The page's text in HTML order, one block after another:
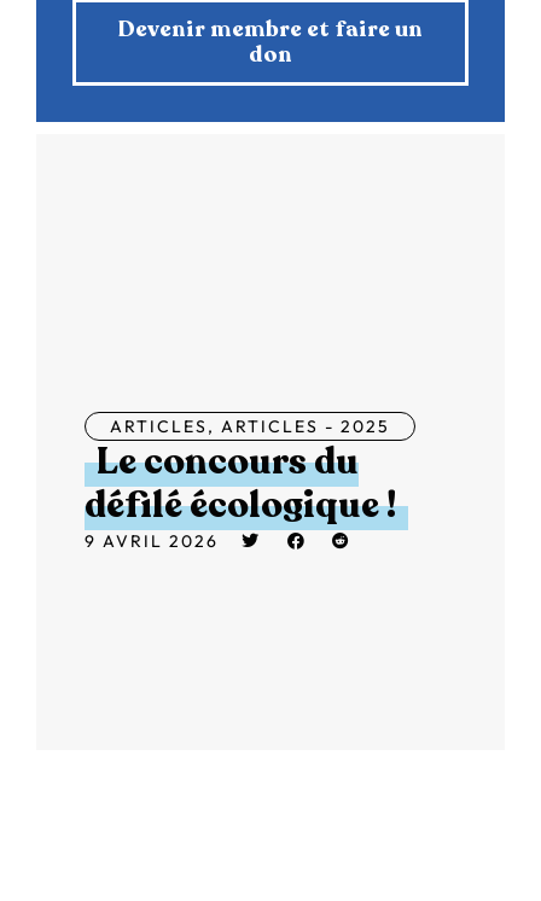
Devenir membre et faire un
don
ARTICLES, ARTICLES - 2025
Le concours du
défilé écologique !
9 AVRIL 2026